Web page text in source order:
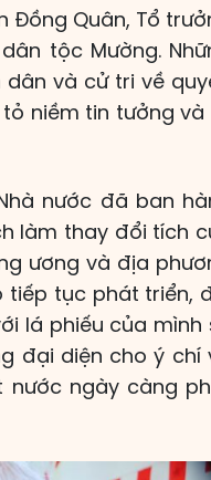
Đồng Quân, Tổ
tộc Mường.
và cử tri về
niềm tin tưởng và
nước đã ban
làm thay đổi tích
ương và địa
tiếp tục phát triển,
lá phiếu của mình
đại diện cho ý chí
nước ngày càng